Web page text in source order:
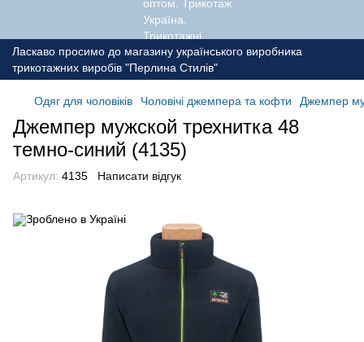
Ласкаво просимо до магазину українського виробника
трикотажних виробів "Перлина Стилів"
Одяг для чоловіків Чоловічі джемпера та кофти Джемпер
Джемпер мужской трехнитка 48
темно-синий (4135)
Артикул: 4135 Написати відгук